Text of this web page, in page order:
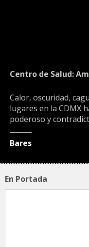
Centro de Salud:
Calor, oscuridad,
lugares en la CDMX
poderoso y
Bares
En Portada